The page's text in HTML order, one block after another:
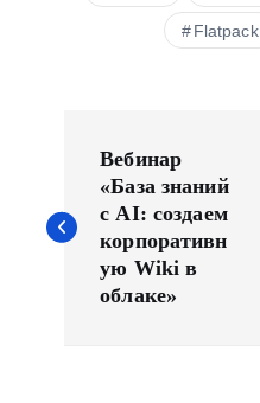
Flatpack
и
Вебинар
«База знаний
с AI: создаем
корпоративн
ую Wiki в
облаке»